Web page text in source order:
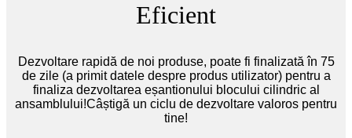
Eficient
Dezvoltare rapidă de noi produse, poate fi finalizată în 75
de zile (a primit datele despre produs utilizator) pentru a
finaliza dezvoltarea eșantionului blocului cilindric al
ansamblului!Câștigă un ciclu de dezvoltare valoros pentru
tine!